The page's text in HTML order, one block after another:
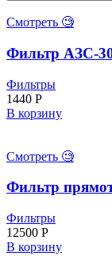
Смотреть 🧐
Фильтр АЗС-
Фильтры
1440 Р
В корзину
Смотреть 🧐
Фильтр
Фильтры
12500 Р
В корзину